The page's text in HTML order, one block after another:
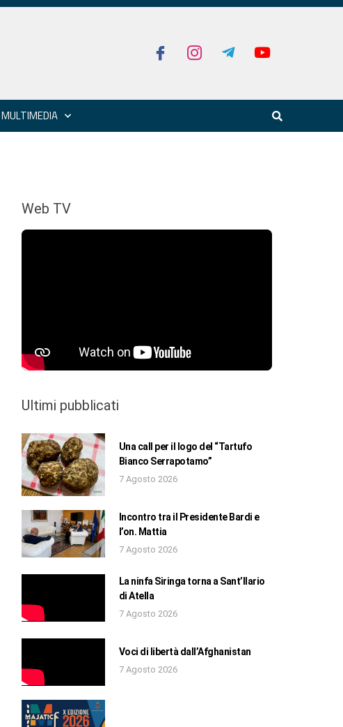
MULTIMEDIA
Web TV
Ultimi pubblicati
Una call per il logo del “Tartufo
Bianco Serrapotamo”
7 Agosto 2026
Incontro tra il Presidente Bardi e
l’on. Mattia
7 Agosto 2026
La ninfa Siringa torna a Sant’Ilario
di Atella
7 Agosto 2026
Voci di libertà dall’Afghanistan
7 Agosto 2026